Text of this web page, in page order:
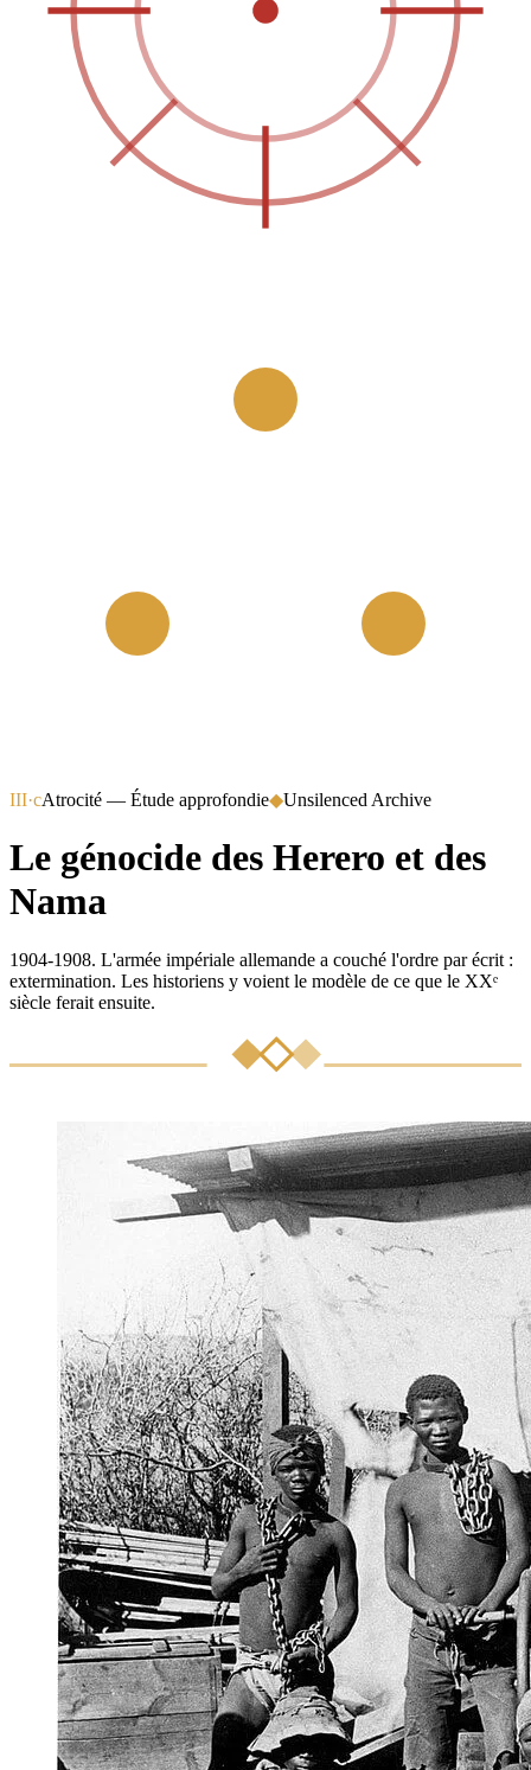
III·cAtrocité — Étude approfondie◆Unsilenced Archive
Le génocide des Herero et des
Nama
1904-1908. L'armée impériale allemande a couché l'ordre par écrit :
extermination. Les historiens y voient le modèle de ce que le XXᵉ
siècle ferait ensuite.